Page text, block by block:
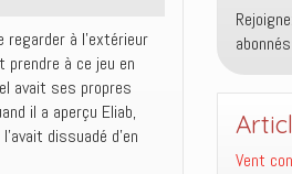
regarder à l’extérieur
prendre à ce jeu en
avait ses propres
il a aperçu Eliab,
dissuadé d’en
abonnés
Vent